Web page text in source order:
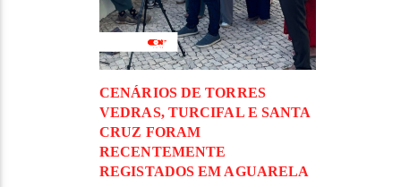
CENÁRIOS DE TORRES
VEDRAS, TURCIFAL E SANTA
CRUZ FORAM
RECENTEMENTE
REGISTADOS EM AGUARELA